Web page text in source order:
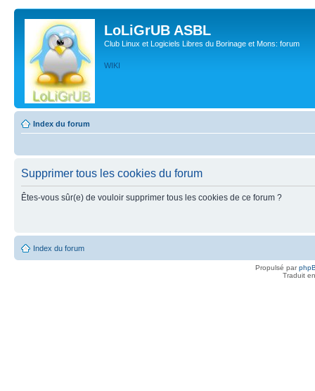
LoLiGrUB ASBL
Club Linux et Logiciels Libres du Borinage et Mons: forum
WIKI
Index du forum
Supprimer tous les cookies du forum
Êtes-vous sûr(e) de vouloir supprimer tous les cookies de ce forum ?
Index du forum
Propulsé par
Traduit